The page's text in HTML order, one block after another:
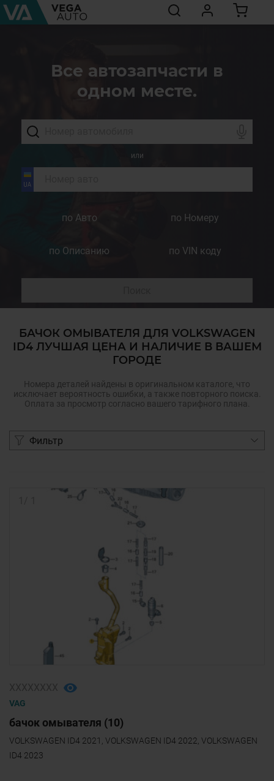
Все автозапчасти в
одном месте.
или
по Авто по Номеру
по Описанию по VIN коду
БАЧОК ОМЫВАТЕЛЯ ДЛЯ VOLKSWAGEN
ID4 ЛУЧШАЯ ЦЕНА И НАЛИЧИЕ В ВАШЕМ
ГОРОДЕ
Номера деталей найдены в оригинальном каталоге, что
исключает вероятность ошибки, а также повторного поиска.
Оплата за просмотр согласно вашего тарифного плана.
Фильтр
VAG
бачок омывателя (10)
VOLKSWAGEN ID4 2021, VOLKSWAGEN ID4 2022, VOLKSWAGEN
ID4 2023